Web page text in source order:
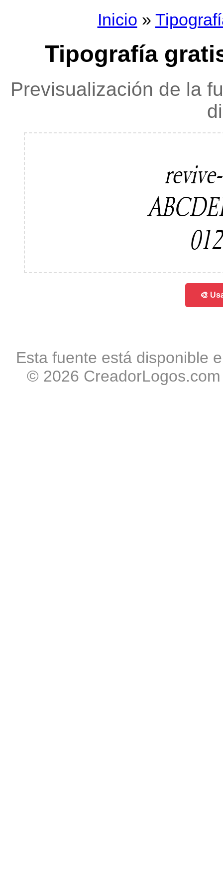
Inicio »
Tipografía
Previsualización de la
🎨
Esta fuente está disponible
© 2026